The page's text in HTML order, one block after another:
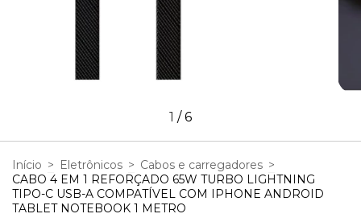
1 /6
Início > Eletrônicos > Cabos e carregadores >
CABO 4 EM 1 REFORÇADO 65W TURBO LIGHTNING
TIPO-C USB-A COMPATÍVEL COM IPHONE ANDROID
TABLET NOTEBOOK 1 METRO